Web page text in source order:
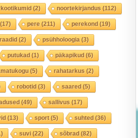
(2) noortekirjandus (112)
pere (211) perekond(19)
(2) psühholoogia (3)
putukad(1) päkapikud(6)
(5) rahatarkus (2)
robotid(3) saared(5)
(49) sallivus (17)
(13) sport(5) suhted(36)
suvi(22) sõbrad(82)